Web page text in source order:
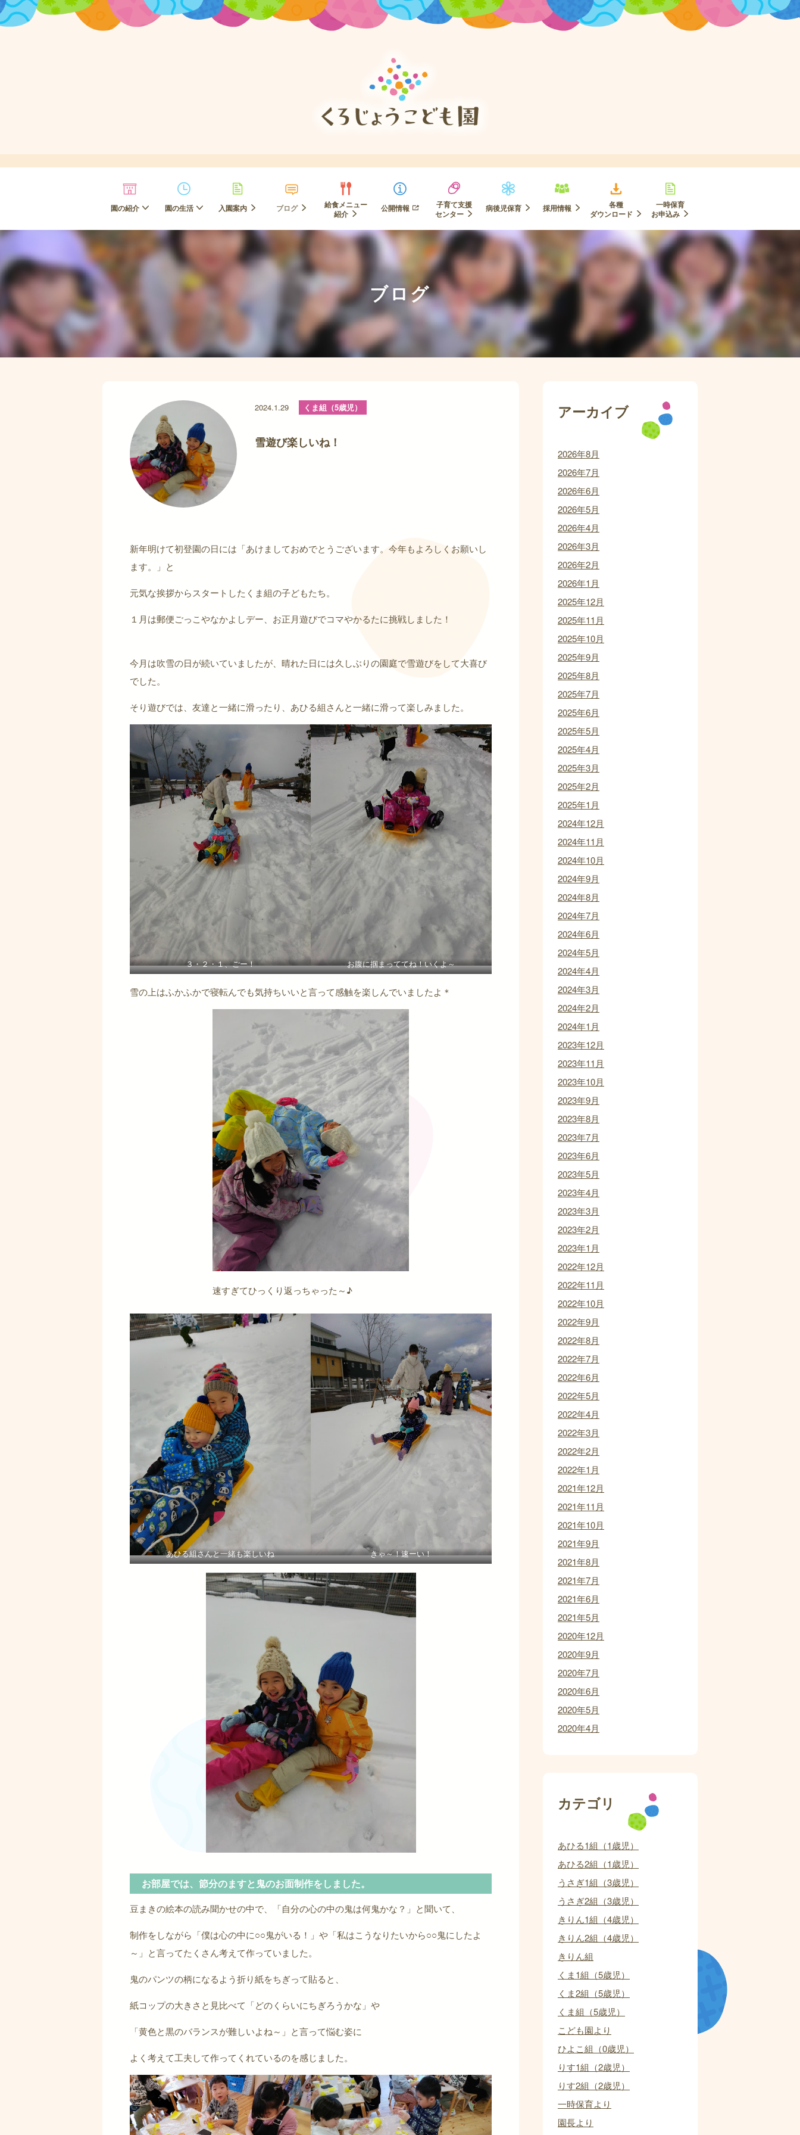
園の紹介 園の生活 入園案内 ブログ
給食メニュー
紹介
公開情報
子育て支援
センター
病後児保育 採用情報
各種
ダウンロード
一時保育
お申込み
ブログ
2024.1.29 くま組（5歳児）
雪遊び楽しいね！
新年明けて初登園の日には「あけましておめでとうございます。今年もよろしくお願いし
ます。」と
元気な挨拶からスタートしたくま組の子どもたち。
１月は郵便ごっこやなかよしデー、お正月遊びでコマやかるたに挑戦しました！
今月は吹雪の日が続いていましたが、晴れた日には久しぶりの園庭で雪遊びをして大喜び
でした。
そり遊びでは、友達と一緒に滑ったり、あひる組さんと一緒に滑って楽しみました。
３・２・１、ごー！ お腹に掴まっててね！いくよ～
雪の上はふかふかで寝転んでも気持ちいいと言って感触を楽しんでいましたよ＊
速すぎてひっくり返っちゃった～♪
あひる組さんと一緒も楽しいね きゃ～！速ーい！
お部屋では、節分のますと鬼のお面制作をしました。
豆まきの絵本の読み聞かせの中で、「自分の心の中の鬼は何鬼かな？」と聞いて、
制作をしながら「僕は心の中に○○鬼がいる！」や「私はこうなりたいから○○鬼にしたよ
～」と言ってたくさん考えて作っていました。
鬼のパンツの柄になるよう折り紙をちぎって貼ると、
紙コップの大きさと見比べて「どのくらいにちぎろうかな」や
「黄色と黒のバランスが難しいよね～」と言って悩む姿に
よく考えて工夫して作ってくれているのを感じました。
アーカイブ
2026年8月
2026年7月
2026年6月
2026年5月
2026年4月
2026年3月
2026年2月
2026年1月
2025年12月
2025年11月
2025年10月
2025年9月
2025年8月
2025年7月
2025年6月
2025年5月
2025年4月
2025年3月
2025年2月
2025年1月
2024年12月
2024年11月
2024年10月
2024年9月
2024年8月
2024年7月
2024年6月
2024年5月
2024年4月
2024年3月
2024年2月
2024年1月
2023年12月
2023年11月
2023年10月
2023年9月
2023年8月
2023年7月
2023年6月
2023年5月
2023年4月
2023年3月
2023年2月
2023年1月
2022年12月
2022年11月
2022年10月
2022年9月
2022年8月
2022年7月
2022年6月
2022年5月
2022年4月
2022年3月
2022年2月
2022年1月
2021年12月
2021年11月
2021年10月
2021年9月
2021年8月
2021年7月
2021年6月
2021年5月
2020年12月
2020年9月
2020年7月
2020年6月
2020年5月
2020年4月
カテゴリ
あひる1組（1歳児）
あひる2組（1歳児）
うさぎ1組（3歳児）
うさぎ2組（3歳児）
きりん1組（4歳児）
きりん2組（4歳児）
きりん組
くま1組（5歳児）
くま2組（5歳児）
くま組（5歳児）
こども園より
ひよこ組（0歳児）
りす1組（2歳児）
りす2組（2歳児）
一時保育より
園長より